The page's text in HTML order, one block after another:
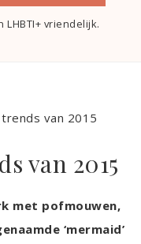
vriendelijk.
van 2015
van 2015
met pofmouwen,
‘mermaid’